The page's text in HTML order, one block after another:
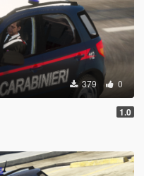
379 0
1.0